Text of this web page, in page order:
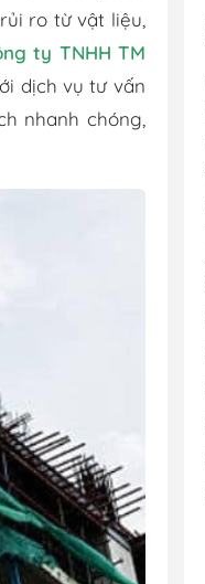
ro từ vật liệu,
ty TNHH TM
dịch vụ tư vấn
nhanh chóng,